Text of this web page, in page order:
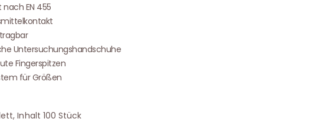
EN 455
Untersuchungshandschuhe
Fingerspitzen
für Größen
Inhalt 100 Stück